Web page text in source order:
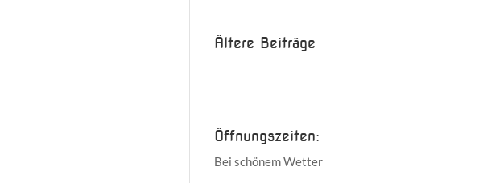
Ältere Beiträge
Öffnungszeiten:
Bei schönem Wetter